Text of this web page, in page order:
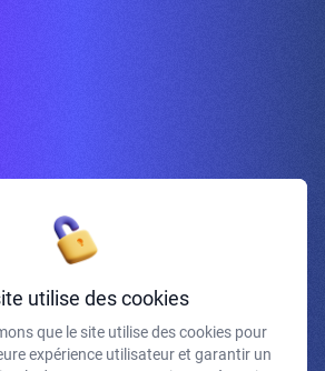
vous à la newsletter
utilise des cookies
que le site utilise des cookies pour
expérience utilisateur et garantir un